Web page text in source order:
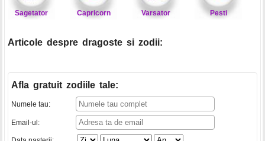
Sagetator Capricorn Varsator Pesti
Articole despre dragoste si zodii:
Afla gratuit zodiile tale:
Numele tau:
Email-ul: